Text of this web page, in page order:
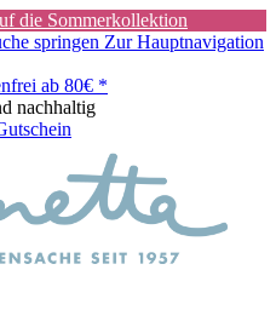
die Sommerkollektion
springen Zur Hauptnavigation
ab 80€ *
nachhaltig